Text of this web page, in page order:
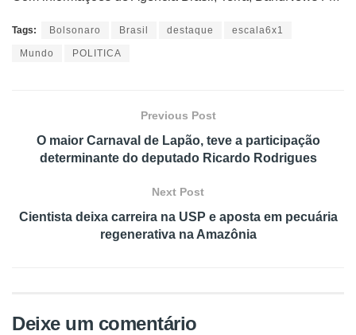
Tags: Bolsonaro Brasil destaque escala6x1
Mundo POLITICA
Previous Post
O maior Carnaval de Lapão, teve a participação
determinante do deputado Ricardo Rodrigues
Next Post
Cientista deixa carreira na USP e aposta em pecuária
regenerativa na Amazônia
Deixe um comentário